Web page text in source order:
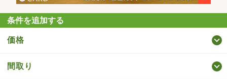
条件を追加する
価格
間取り